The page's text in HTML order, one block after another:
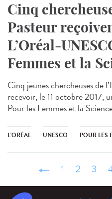
Cinq
Pasteur
L’Oréal-
Femmes et la
Cinq jeunes chercheuses de
recevoir, le 11 octobre 2017,
Pour les Femmes et la
L'ORÉAL UNESCO POUR LES
‹ précédent
1 2 3